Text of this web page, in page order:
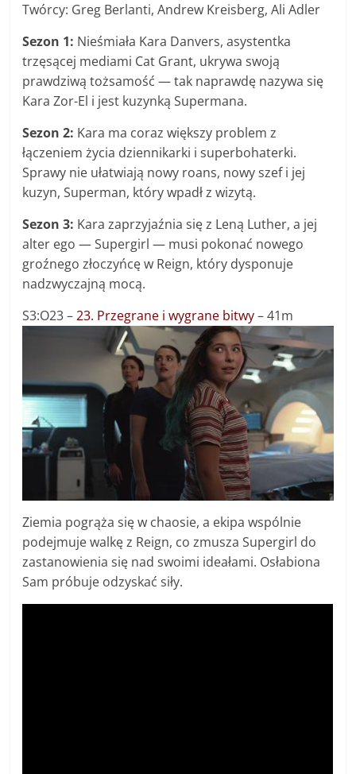
Twórcy: Greg Berlanti, Andrew Kreisberg, Ali Adler
Sezon 1: Nieśmiała Kara Danvers, asystentka
trzęsącej mediami Cat Grant, ukrywa swoją
prawdziwą tożsamość — tak naprawdę nazywa się
Kara Zor-El i jest kuzynką Supermana.
Sezon 2: Kara ma coraz większy problem z
łączeniem życia dziennikarki i superbohaterki.
Sprawy nie ułatwiają nowy roans, nowy szef i jej
kuzyn, Superman, który wpadł z wizytą.
Sezon 3: Kara zaprzyjaźnia się z Leną Luther, a jej
alter ego — Supergirl — musi pokonać nowego
groźnego złoczyńcę w Reign, który dysponuje
nadzwyczajną mocą.
S3:O23 –23. Przegrane i wygrane bitwy– 41m
Ziemia pogrąża się w chaosie, a ekipa wspólnie
podejmuje walkę z Reign, co zmusza Supergirl do
zastanowienia się nad swoimi ideałami. Osłabiona
Sam próbuje odzyskać siły.